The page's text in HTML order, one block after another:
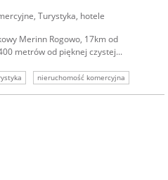
, Turystyka, hotele
Merinn Rogowo, 17km od
metrów od pięknej czystej...
nieruchomość komercyjna